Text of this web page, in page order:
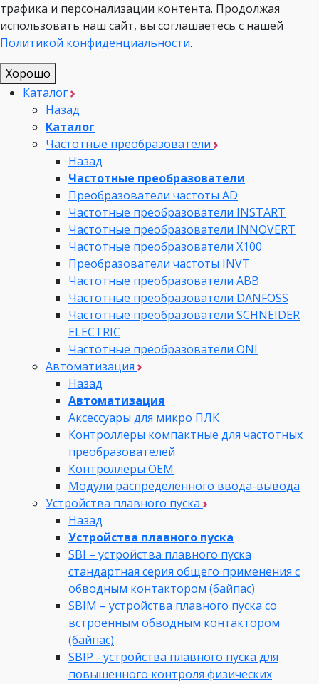
трафика и персонализации контента. Продолжая
использовать наш сайт, вы соглашаетесь с нашей
Политикой конфиденциальности.
Хорошо
Каталог
Назад
Каталог
Частотные преобразователи
Назад
Частотные преобразователи
Преобразователи частоты AD
Частотные преобразователи INSTART
Частотные преобразователи INNOVERT
Частотные преобразователи Х100
Преобразователи частоты INVT
Частотные преобразователи ABB
Частотные преобразователи DANFOSS
Частотные преобразователи SCHNEIDER
ELECTRIC
Частотные преобразователи ONI
Автоматизация
Назад
Автоматизация
Аксессуары для микро ПЛК
Контроллеры компактные для частотных
преобразователей
Контроллеры ОЕМ
Модули распределенного ввода-вывода
Устройства плавного пуска
Назад
Устройства плавного пуска
SBI – устройства плавного пуска
стандартная серия общего применения с
обводным контактором (байпас)
SBIM – устройства плавного пуска со
встроенным обводным контактором
(байпас)
SBIP - устройства плавного пуска для
повышенного контроля физических